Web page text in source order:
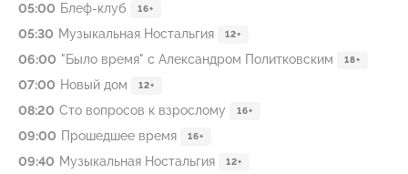
05:00 Блеф-клуб 16+
05:30 Музыкальная Ностальгия 12+
06:00 "Было время" с Александром Политковским 18+
07:00 Новый дом 12+
08:20 Сто вопросов к взрослому 16+
09:00 Прошедшее время 16+
09:40 Музыкальная Ностальгия 12+